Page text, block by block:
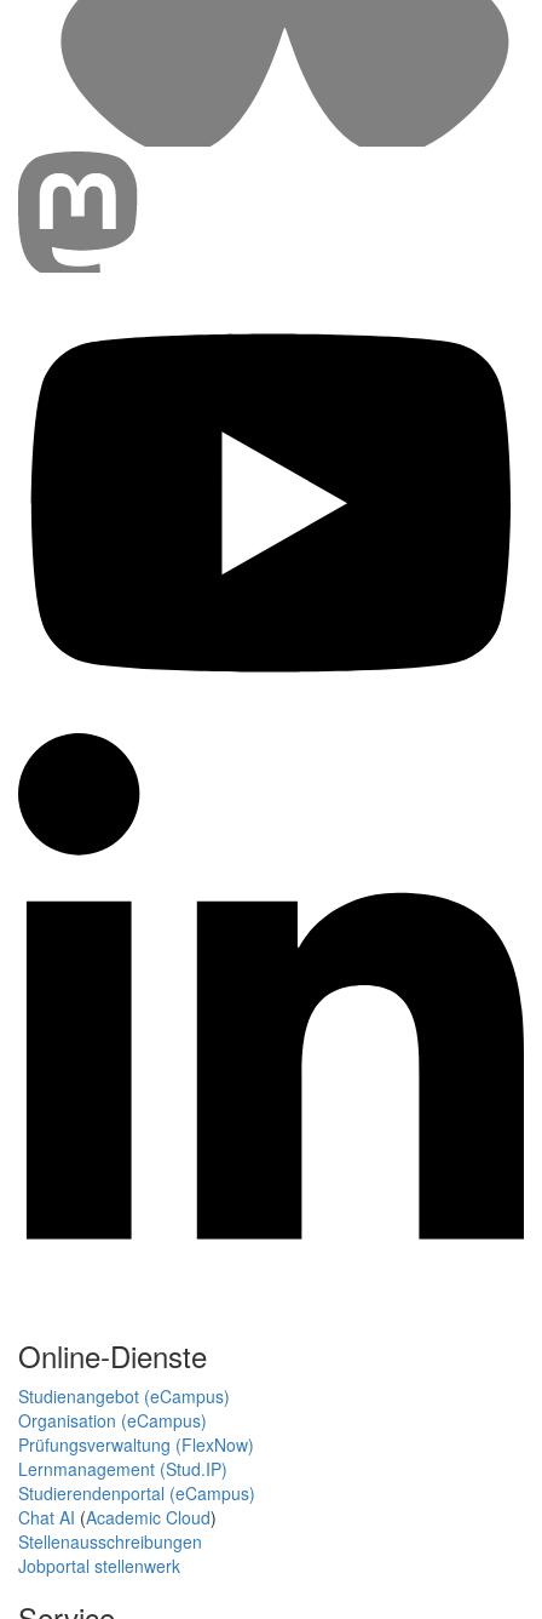
Online-Dienste
Studienangebot (eCampus)
Organisation (eCampus)
Prüfungsverwaltung (FlexNow)
Lernmanagement (Stud.IP)
Studierendenportal (eCampus)
Chat AI (Academic Cloud)
Stellenausschreibungen
Jobportal stellenwerk